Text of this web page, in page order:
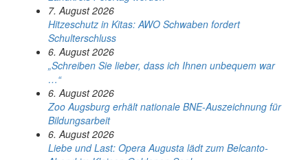
7. August 2026
Hitzeschutz in Kitas: AWO Schwaben fordert
Schulterschluss
6. August 2026
„Schreiben Sie lieber, dass ich Ihnen unbequem war
…“
6. August 2026
Zoo Augsburg erhält nationale BNE-Auszeichnung für
Bildungsarbeit
6. August 2026
Liebe und Last: Opera Augusta lädt zum Belcanto-